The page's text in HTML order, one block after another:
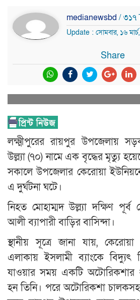
medianewsbd / ৩১৭
Update : সোমবার, ১৬
Share
লক্ষ্মীপুরের রায়পুর উপজেলায়
উল্ল্যা (৭০) নামে এক বৃদ্ধের মৃত্যু
সকালে উপজেলার কেরোয়া
এ দুর্ঘটনা ঘটে।
নিহত মোহাম্মদ উল্ল্যা দক্ষিণ
আলী ব্যাপারী বাড়ির বাসিন্দা।
স্থানীয় সূত্রে জানা যায়,
এলাকায় ইসলামী ব্যাংকে
যাওয়ার সময় একটি
হন তিনি। পরে অটোরিকশা চালকসহ